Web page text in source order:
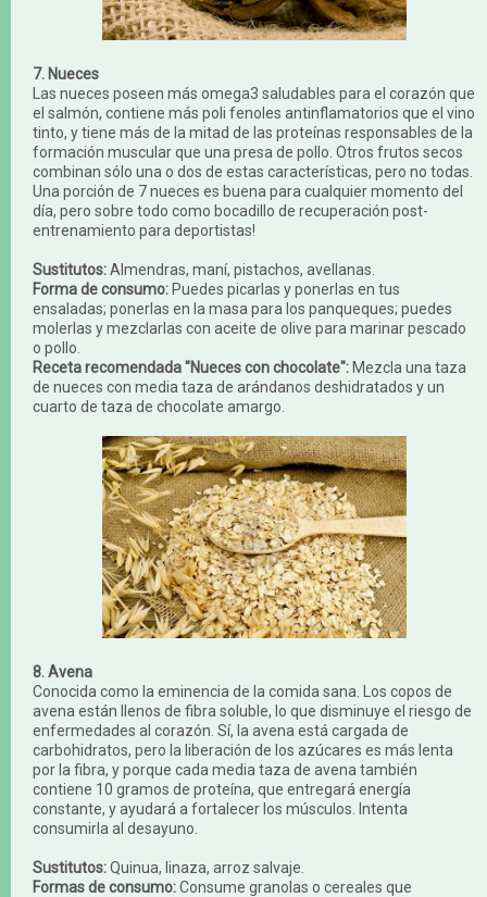
7. Nueces
Las nueces poseen más omega3 saludables para el corazón que
el salmón, contiene más poli fenoles antinflamatorios que el vino
tinto, y tiene más de la mitad de las proteínas responsables de la
formación muscular que una presa de pollo. Otros frutos secos
combinan sólo una o dos de estas características, pero no todas.
Una porción de 7 nueces es buena para cualquier momento del
día, pero sobre todo como bocadillo de recuperación post-
entrenamiento para deportistas!
Sustitutos:Almendras, maní, pistachos, avellanas.
Forma de consumo: Puedes picarlas y ponerlas en tus
ensaladas; ponerlas en la masa para los panqueques; puedes
molerlas y mezclarlas con aceite de olive para marinar pescado
o pollo.
Receta recomendada "Nueces con chocolate": Mezcla una taza
de nueces con media taza de arándanos deshidratados y un
cuarto de taza de chocolate amargo.
8. Avena
Conocida como la eminencia de la comida sana. Los copos de
avena están llenos de fibra soluble, lo que disminuye el riesgo de
enfermedades al corazón. Sí, la avena está cargada de
carbohidratos, pero la liberación de los azúcares es más lenta
por la fibra, y porque cada media taza de avena también
contiene 10 gramos de proteína, que entregará energía
constante, y ayudará a fortalecer los músculos. Intenta
consumirla al desayuno.
Sustitutos:Quinua, linaza, arroz salvaje.
Formas de consumo:Consume granolas o cereales que